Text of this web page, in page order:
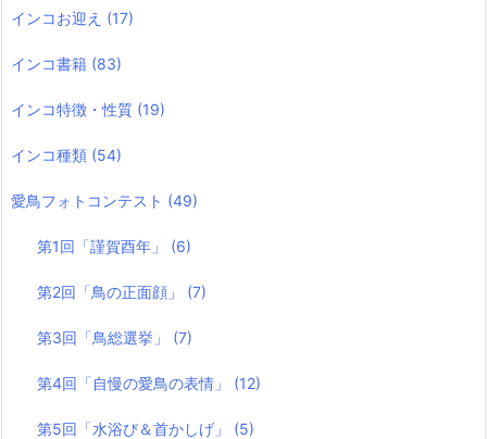
インコお迎え (17)
インコ書籍 (83)
インコ特徴・性質 (19)
インコ種類 (54)
愛鳥フォトコンテスト (49)
第1回「謹賀酉年」 (6)
第2回「鳥の正面顔」 (7)
第3回「鳥総選挙」 (7)
第4回「自慢の愛鳥の表情」 (12)
第5回「水浴び＆首かしげ」 (5)